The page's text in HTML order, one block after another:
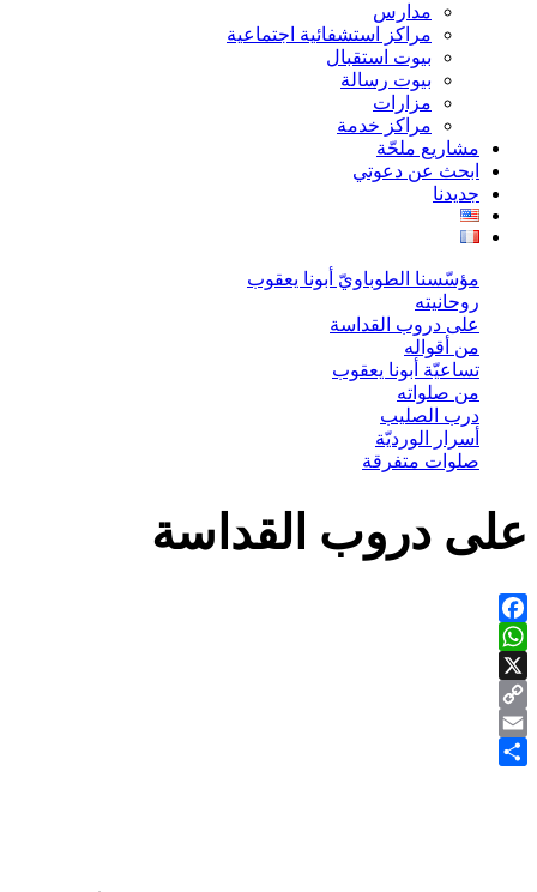
مدارس
مراكز استشفائية اجتماعية
بيوت استقبال
بيوت رسالة
مزارات
مراكز خدمة
مشاريع ملحّة
ابحث عن دعوتي
جديدنا
مؤسّسنا الطوباويّ أبونا يعقوب
روحانيته
على دروب القداسة
من أقواله
تساعيّة أبونا يعقوب
من صلواته
درب الصليب
أسرار الورديّة
صلوات متفرقة
على دروب القداسة
Facebook
WhatsApp
X
Copy
Link
Email